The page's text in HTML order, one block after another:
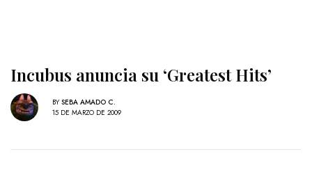
Incubus anuncia su ‘Greatest Hits’
BY SEBA AMADO C.
15 DE MARZO DE 2009